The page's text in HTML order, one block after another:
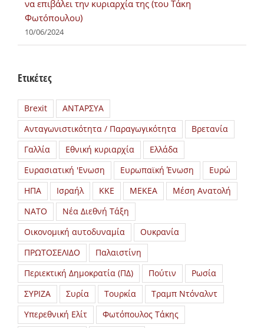
να επιβάλει την κυριαρχία της (του Τάκη
Φωτόπουλου)
10/06/2024
Ετικέτες
Brexit
ΑΝΤΑΡΣΥΑ
Ανταγωνιστικότητα / Παραγωγικότητα
Βρετανία
Γαλλία
Εθνική κυριαρχία
Ελλάδα
Ευρασιατική 'Ενωση
Ευρωπαϊκή Ένωση
Ευρώ
ΗΠΑ
Ισραήλ ΚΚΕ ΜΕΚΕΑ
Μέση Ανατολή
ΝΑΤΟ
Νέα Διεθνή Τάξη
Οικονομική αυτοδυναμία
Ουκρανία
ΠΡΩΤΟΣΕΛΙΔΟ
Παλαιστίνη
Περιεκτική Δημοκρατία (ΠΔ)
Πούτιν
Ρωσία
ΣΥΡΙΖΑ
Συρία Τουρκία
Τραμπ Ντόναλντ
Υπερεθνική Ελίτ
Φωτόπουλος Τάκης